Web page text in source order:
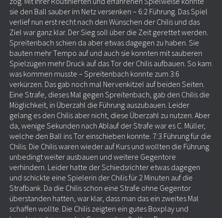
sie den Ball sauber im Netz versenken – 6:2 Führung. Das Spiel
verlief nun erst recht nach den Wünschen der Chilis und das
Ziel war ganz klar. Der Sieg soll über die Zeit gerettet werden.
Spreitenbach schien da aber etwas dagegen zu haben. Sie
bauten mehr Tempo auf und auch sie konnten mit sauberen
Spielzügen mehr Druck auf das Tor der Chilis aufbauen. So kam
was kommen musste – Spreitenbach konnte zum 3:6
verkürzen. Das gab noch mal Nervenkitzel auf beiden Seiten.
Eine Strafe, dieses Mal gegen Spreitenbach, gab den Chilis die
Möglichkeit, in Überzahl die Führung auszubauen. Leider
gelang es den Chilis aber nicht, diese Überzahl zu nutzen. Aber
da, wenige Sekunden nach Ablauf der Strafe war es C. Müller,
welche den Ball ins Tor einschieben konnte. 7:3 Führung für die
Chilis. Die Chilis waren wieder auf Kurs und wollten die Führung
unbedingt weiter ausbauen und weitere Gegentore
verhindern. Leider hatte der Schiedsrichter etwas dagegen
und schickte eine Spielerin der Chilis für 2 Minuten auf die
Strafbank. Da die Chilis schon eine Strafe ohne Gegentor
überstanden hatten, war klar, dass man das ein zweites Mal
schaffen wollte. Die Chilis zeigten ein gutes Boxplay und